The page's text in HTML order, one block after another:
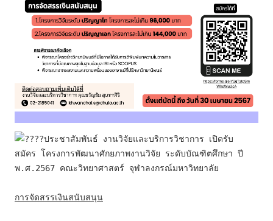
ประชาสัมพันธ์ งานวิจัยและบริการวิชาการ เปิดรับ
สมัคร โครงการพัฒนาศักยภาพงานวิจัย ระดับบัณฑิตศึกษา ปี
พ.ศ.2567 คณะวิทยาศาสตร์ จุฬาลงกรณ์มหาวิทยาลัย
การจัดสรรเงินสนับสนุน